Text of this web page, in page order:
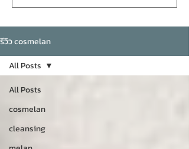
รีวิว cosmelan
All Posts
cosmelan
cleansing
All Posts